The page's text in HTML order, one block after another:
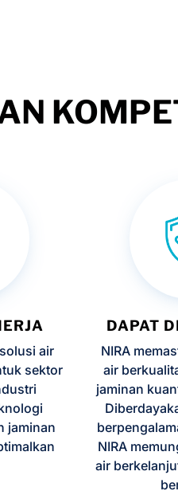
air
sektor
jaminan
DAPAT
NIRA
air
jaminan
NIRA
air